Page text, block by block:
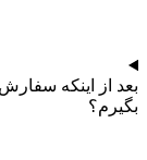
بعد از اینکه
بگیرم؟